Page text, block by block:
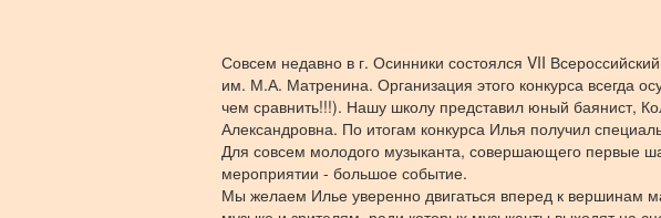
Совсем недавно в г. Осинники состоялся VII
им. М.А. Матренина. Организация этого конкурса всегда
чем сравнить!!!). Нашу школу представил юный баянист,
Александровна. По итогам конкурса Илья получил
Для совсем молодого музыканта, совершающего первые
мероприятии - большое событие.
Мы желаем Илье уверенно двигаться вперед к вершинам